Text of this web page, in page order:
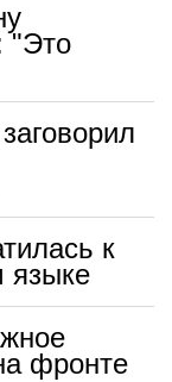
"Это
к
языке
фронте